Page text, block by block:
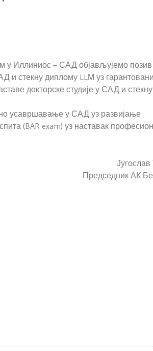
у Иллиниос – САД објављујемо
и стекну диплому LLМ уз
докторске студије у САД и стекну
усавршавање у САД уз развијање
(BAR exam) уз наставак
Председник АК